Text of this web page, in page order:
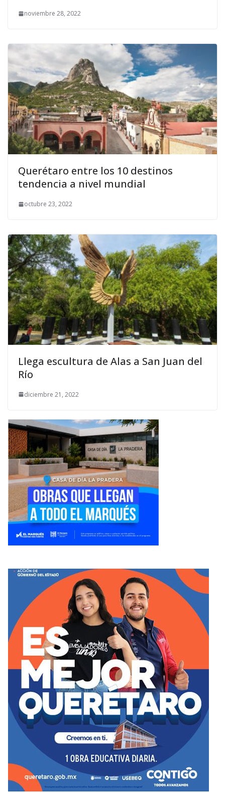
noviembre 28, 2022
Querétaro entre los 10 destinos
tendencia a nivel mundial
octubre 23, 2022
Llega escultura de Alas a San Juan del
Río
diciembre 21, 2022